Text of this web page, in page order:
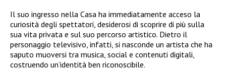
Il suo ingresso nella Casa ha immediatamente acceso la
curiosità degli spettatori, desiderosi di scoprire di più sulla
sua vita privata e sul suo percorso artistico. Dietro il
personaggio televisivo, infatti, si nasconde un artista che ha
saputo muoversi tra musica, social e contenuti digitali,
costruendo un’identità ben riconoscibile.